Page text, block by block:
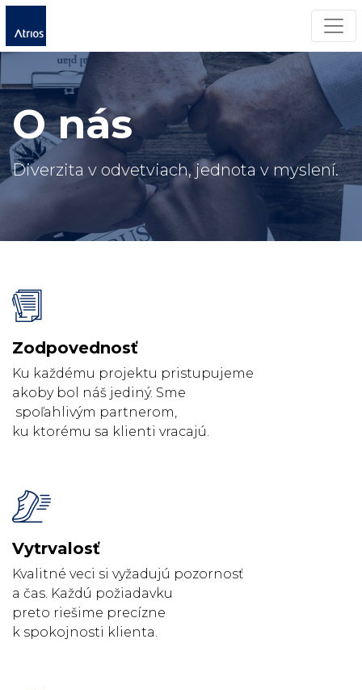
O nás
Diverzita v odvetviach, jednota v myslení.
Zodpovednosť
Ku každému projektu pristupujeme
akoby bol náš jediný. Sme
spoľahlivým partnerom,
ku ktorému sa klienti vracajú.
Vytrvalosť
Kvalitné veci si vyžadujú pozornosť
a čas. Každú požiadavku
preto riešime precízne
k spokojnosti klienta.